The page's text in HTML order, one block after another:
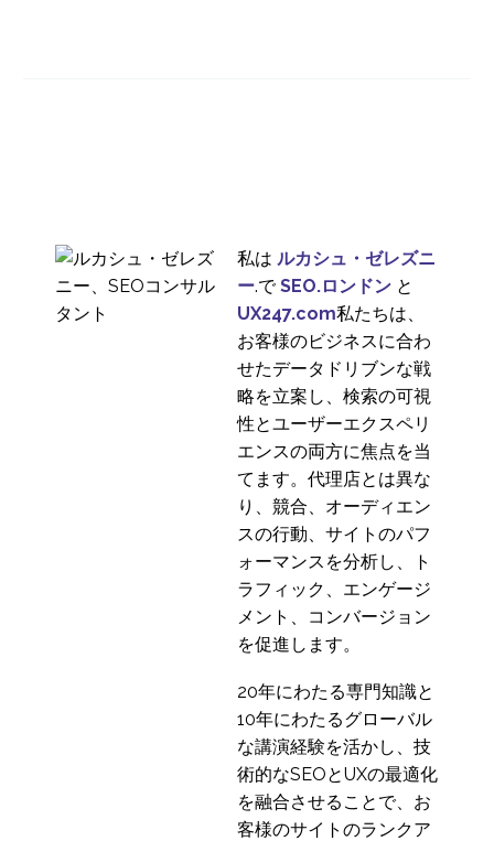
ペルソナとは？ユーザ
ー調査だけじゃない
2
子どもたちとUXリサー
チを行う際の課題を克
2
ディスカバリー・リサ
ーチが時間とコストを
2
BRICs諸国におけるユー
2
UXリサーチの価値を説
1
UXリサーチにおけるボ
ディランゲージの重要
2
私は ルカシュ・ゼレズニ
ー.でSEO.ロンドン と
UX247.com私たちは、
お客様のビジネスに合わ
せたデータドリブンな戦
略を立案し、検索の可視
性とユーザーエクスペリ
エンスの両方に焦点を当
てます。代理店とは異な
り、競合、オーディエン
スの行動、サイトのパフ
ォーマンスを分析し、ト
ラフィック、エンゲージ
メント、コンバージョン
を促進します。
20年にわたる専門知識と
10年にわたるグローバル
な講演経験を活かし、技
術的なSEOとUXの最適化
を融合させることで、お
客様のサイトのランクア